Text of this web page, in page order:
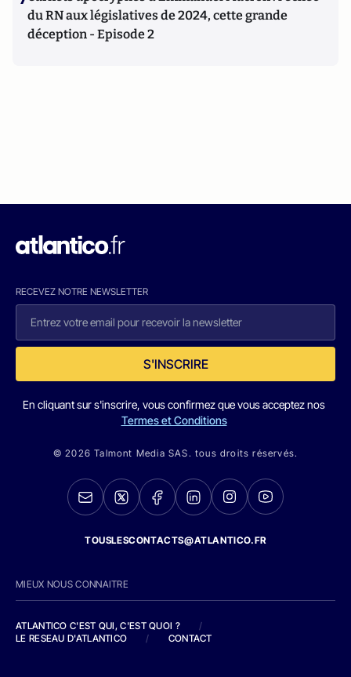
du RN aux législatives de 2024, cette grande
déception - Episode 2
RECEVEZ NOTRE NEWSLETTER
S'INSCRIRE
En cliquant sur s'inscrire, vous confirmez que vous acceptez nos
Termes et Conditions
© 2026 Talmont Media SAS. tous droits réservés.
TOUSLESCONTACTS@ATLANTICO.FR
MIEUX NOUS CONNAITRE
ATLANTICO C'EST QUI, C'EST QUOI ?
/
LE RESEAU D'ATLANTICO
/ CONTACT